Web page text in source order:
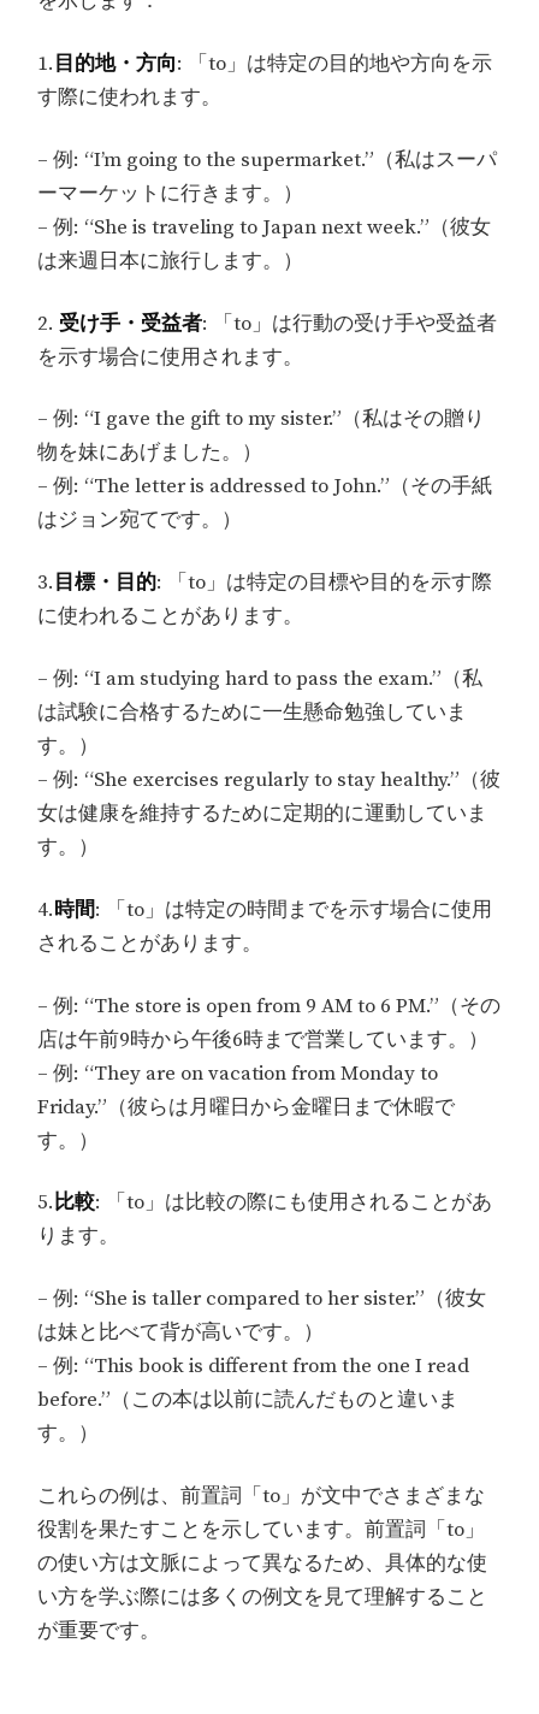
1. 目的地・方向: 「to」は特定の目的地や方向を示
す際に使われます。
– 例: “I’m going to the supermarket.”（私はスーパ
ーマーケットに行きます。）
– 例: “She is traveling to Japan next week.”（彼女
は来週日本に旅行します。）
2.受け手・受益者: 「to」は行動の受け手や受益者
を示す場合に使用されます。
– 例: “I gave the gift to my sister.”（私はその贈り
物を妹にあげました。）
– 例: “The letter is addressed to John.”（その手紙
はジョン宛てです。）
3. 目標・目的: 「to」は特定の目標や目的を示す際
に使われることがあります。
– 例: “I am studying hard to pass the exam.”（私
は試験に合格するために一生懸命勉強していま
す。）
– 例: “She exercises regularly to stay healthy.”（彼
女は健康を維持するために定期的に運動していま
す。）
4.時間: 「to」は特定の時間までを示す場合に使用
されることがあります。
– 例: “The store is open from 9 AM to 6 PM.”（その
店は午前9時から午後6時まで営業しています。）
– 例: “They are on vacation from Monday to
Friday.”（彼らは月曜日から金曜日まで休暇で
す。）
5.比較: 「to」は比較の際にも使用されることがあ
ります。
– 例: “She is taller compared to her sister.”（彼女
は妹と比べて背が高いです。）
– 例: “This book is different from the one I read
before.”（この本は以前に読んだものと違いま
す。）
これらの例は、前置詞「to」が文中でさまざまな
役割を果たすことを示しています。前置詞「to」
の使い方は文脈によって異なるため、具体的な使
い方を学ぶ際には多くの例文を見て理解すること
が重要です。